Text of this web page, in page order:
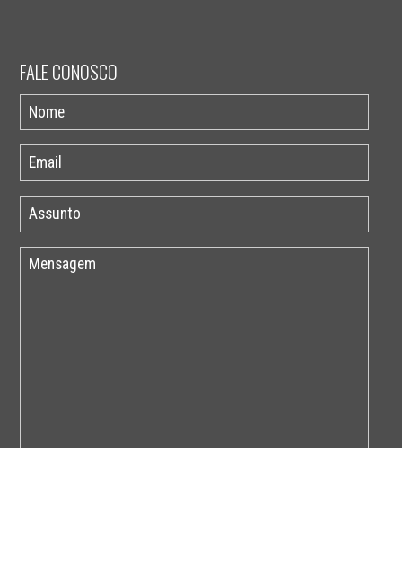
FALE CONOSCO